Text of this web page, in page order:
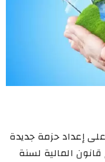
إعداد حزمة جديدة
المالية لسنة